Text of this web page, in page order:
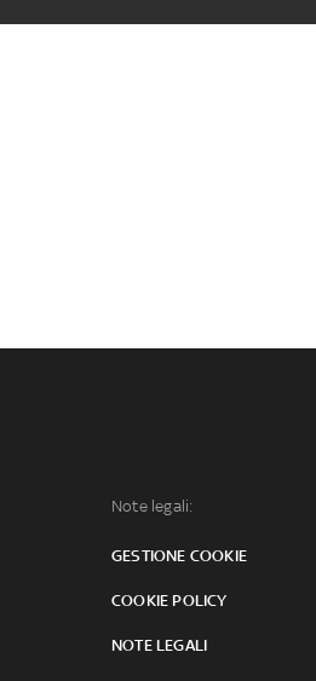
Note legali:
GESTIONE COOKIE
COOKIE POLICY
NOTE LEGALI